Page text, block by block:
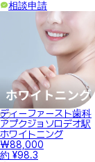
相談申請
ディーファースト歯科
アプクジョソロデオ駅
ホワイトニング
₩88,000
約 ¥98.3